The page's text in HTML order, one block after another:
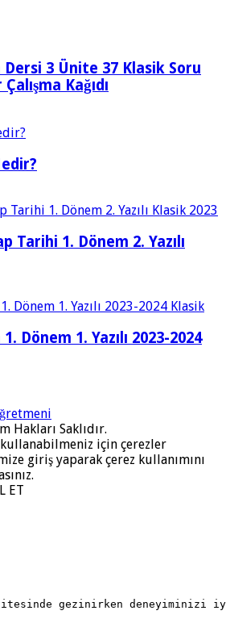
Dersi 3 Ünite 37 Klasik Soru
Kağıdı
Tarihi 1. Dönem 2. Yazılı
1. Dönem 1. Yazılı 2023-2024
Hakları Saklıdır.
için çerezler
giriş yaparak çerez kullanımını
ET
gezinirken deneyiminizi